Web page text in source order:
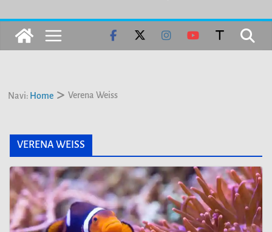
Navi: Home Verena Weiss
VERENA WEISS